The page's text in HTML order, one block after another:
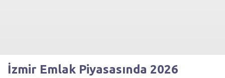
İzmir Emlak Piyasasında 2026